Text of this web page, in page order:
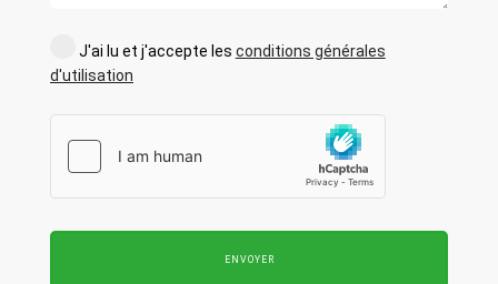
J'ai lu et j'accepte les conditions générales
d'utilisation
ENVOYER